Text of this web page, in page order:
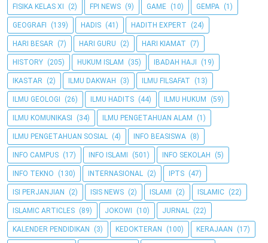
FISIKA KELAS XI (2) FPI NEWS (9) GAME (10) GEMPA (1)
GEOGRAFI (139) HADIS (41) HADITH EXPERT (24)
HARI BESAR (7) HARI GURU (2) HARI KIAMAT (7)
HISTORY (205) HUKUM ISLAM (35) IBADAH HAJI (19)
IKASTAR (2) ILMU DAKWAH (3) ILMU FILSAFAT (13)
ILMU GEOLOGI (26) ILMU HADITS (44) ILMU HUKUM (59)
ILMU KOMUNIKASI (34) ILMU PENGETAHUAN ALAM (1)
ILMU PENGETAHUAN SOSIAL (4) INFO BEASISWA (8)
INFO CAMPUS (17) INFO ISLAMI (501) INFO SEKOLAH (5)
INFO TEKNO (130) INTERNASIONAL (2) IPTS (47)
ISI PERJANJIAN (2) ISIS NEWS (2) ISLAMI (2) ISLAMIC (22)
ISLAMIC ARTICLES (89) JOKOWI (10) JURNAL (22)
KALENDER PENDIDIKAN (3) KEDOKTERAN (100) KERAJAAN (17)